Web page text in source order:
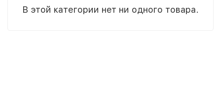
В этой категории нет ни одного товара.